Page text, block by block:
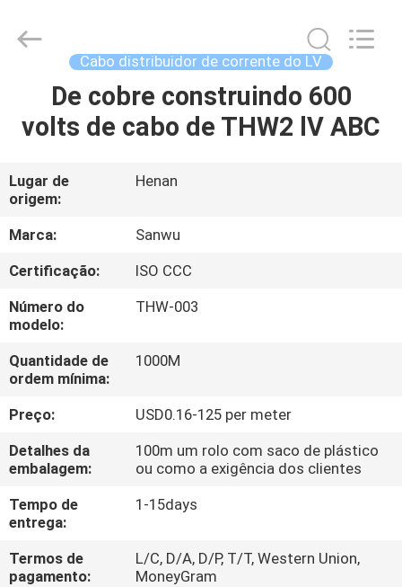
CASA
SOBRE
NÓS
EXCURSÃO
DA
FÁBRICA
CONTROLE
DA
QUALIDADE
CONTACTE-
NOS
Cable
Cabo distribuidor de corrente do LV
De cobre construindo 600
volts de cabo de THW2 lV ABC
Lugar de
origem:
Henan
Marca:
Sanwu
Certificação:
ISO CCC
Número do
modelo:
THW-003
Quantidade de
ordem mínima:
1000M
Preço:
USD0.16-125 per meter
Detalhes da
embalagem:
100m um rolo com saco de plástico
ou como a exigência dos clientes
Tempo de
entrega:
1-15days
Termos de
pagamento:
L/C, D/A, D/P, T/T, Western Union,
MoneyGram